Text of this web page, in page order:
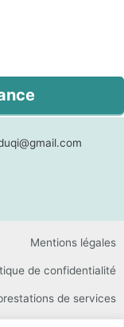
Mentions légales
de confidentialité
de services